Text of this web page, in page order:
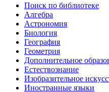
Поиск по библиотеке
Алгебра
Астрономия
Биология
География
Геометрия
Дополнительное
Естествознание
Изобразительное
Иностранные языки